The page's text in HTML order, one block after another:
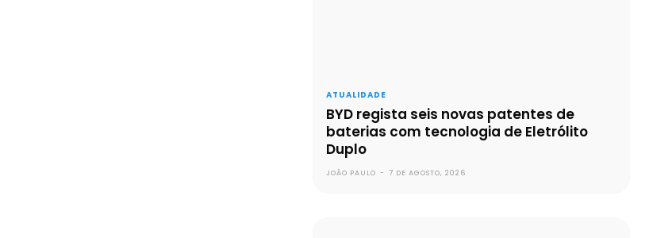
ATUALIDADE
BYD regista seis novas patentes de
baterias com tecnologia de Eletrólito
Duplo
JOÃO PAULO - 7 DE AGOSTO, 2026